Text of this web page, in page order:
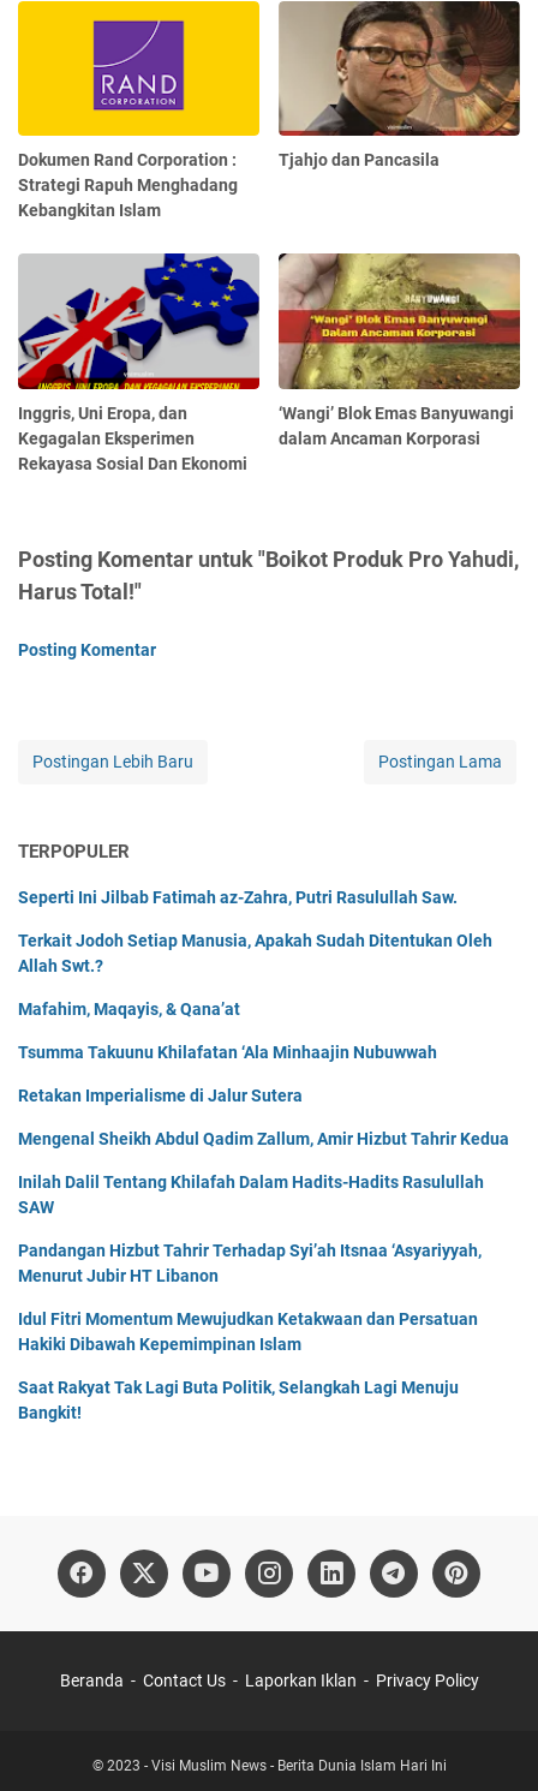
Dokumen Rand Corporation :
Strategi Rapuh Menghadang
Kebangkitan Islam
Tjahjo dan Pancasila
Inggris, Uni Eropa, dan
Kegagalan Eksperimen
Rekayasa Sosial Dan Ekonomi
‘Wangi’ Blok Emas Banyuwangi
dalam Ancaman Korporasi
Posting Komentar untuk "Boikot Produk Pro Yahudi,
Harus Total!"
Posting Komentar
Postingan Lebih Baru Postingan Lama
TERPOPULER
Seperti Ini Jilbab Fatimah az-Zahra, Putri Rasulullah Saw.
Terkait Jodoh Setiap Manusia, Apakah Sudah Ditentukan Oleh
Allah Swt.?
Mafahim, Maqayis, & Qana’at
Tsumma Takuunu Khilafatan ‘Ala Minhaajin Nubuwwah
Retakan Imperialisme di Jalur Sutera
Mengenal Sheikh Abdul Qadim Zallum, Amir Hizbut Tahrir Kedua
Inilah Dalil Tentang Khilafah Dalam Hadits-Hadits Rasulullah
SAW
Pandangan Hizbut Tahrir Terhadap Syi’ah Itsnaa ‘Asyariyyah,
Menurut Jubir HT Libanon
Idul Fitri Momentum Mewujudkan Ketakwaan dan Persatuan
Hakiki Dibawah Kepemimpinan Islam
Saat Rakyat Tak Lagi Buta Politik, Selangkah Lagi Menuju
Bangkit!
Beranda Contact Us Laporkan Iklan Privacy Policy
© 2023 - Visi Muslim News - Berita Dunia Islam Hari Ini